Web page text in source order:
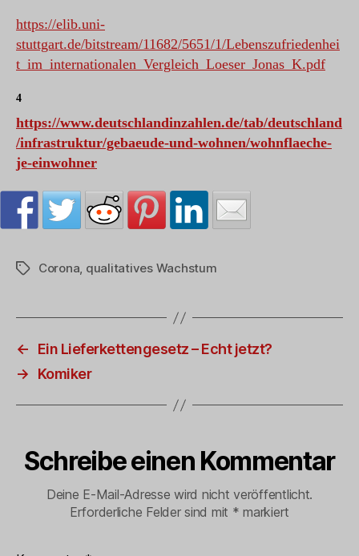
https://elib.uni-
stuttgart.de/bitstream/11682/5651/1/Lebenszufriedenhei
t_im_internationalen_Vergleich_Loeser_Jonas_K.pdf
4
https://www.deutschlandinzahlen.de/tab/deutschland
/infrastruktur/gebaeude-und-wohnen/wohnflaeche-
je-einwohner
Schlagwörter
Corona, qualitatives Wachstum
←
Ein Lieferkettengesetz – Echt jetzt?
→
Komiker
Schreibe einen Kommentar
Deine E-Mail-Adresse wird nicht veröffentlicht.
Erforderliche Felder sind mit * markiert